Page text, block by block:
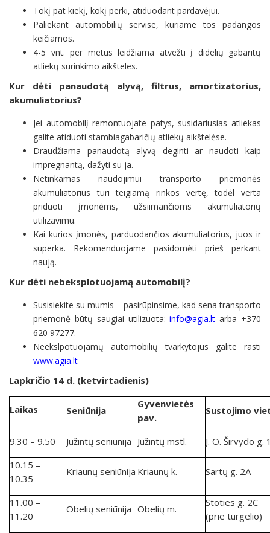
Tokį pat kiekį, kokį perki, atiduodant pardavėjui.
Paliekant automobilių servise, kuriame tos padangos
keičiamos.
4-5 vnt. per metus leidžiama atvežti į didelių gabaritų
atliekų surinkimo aikšteles.
Kur dėti panaudotą alyvą, filtrus, amortizatorius,
akumuliatorius?
Jei automobilį remontuojate patys, susidariusias atliekas
galite atiduoti stambiagabaričių atliekų aikštelėse.
Draudžiama panaudotą alyvą deginti ar naudoti kaip
impregnantą, dažyti su ja.
Netinkamas naudojimui transporto priemonės
akumuliatorius turi teigiamą rinkos vertę, todėl verta
priduoti įmonėms, užsiimančioms akumuliatorių
utilizavimu.
Kai kurios įmonės, parduodančios akumuliatorius, juos ir
superka. Rekomenduojame pasidomėti prieš perkant
naują.
Kur dėti nebeksplotuojamą automobilį?
Susisiekite su mumis – pasirūpinsime, kad sena transporto
priemonė būtų saugiai utilizuota:info@agia.lt arba +370
620 97277.
Neekslpotuojamų automobilių tvarkytojus galite rasti
www.agia.lt
Lapkričio 14 d. (ketvirtadienis)
Laikas Seniūnija
Gyvenvietės
pav.
Sustojimo
9.30 – 9.50 Jūžintų seniūnija Jūžintų mstl.
J. O. Širvydo g.
10.15 –
10.35
Kriaunų seniūnija Kriaunų k. Sartų g. 2A
11.00 –
11.20
Obelių seniūnija Obelių m.
Stoties g. 2C
(prie turgelio)